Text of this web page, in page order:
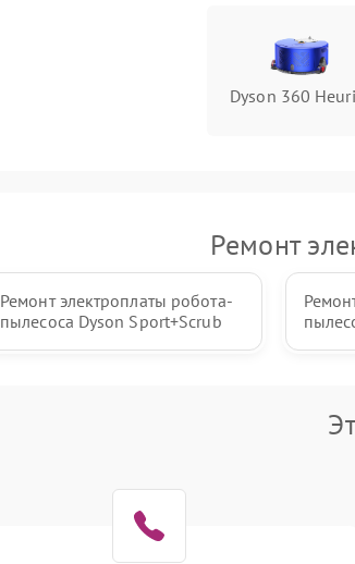
Dyson 360
Ремонт
Ремонт электроплаты робота-
пылесоса Dyson Sport+Scrub